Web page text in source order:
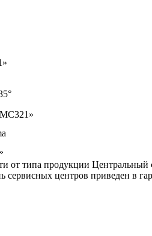
от типа продукции
центров приведен в